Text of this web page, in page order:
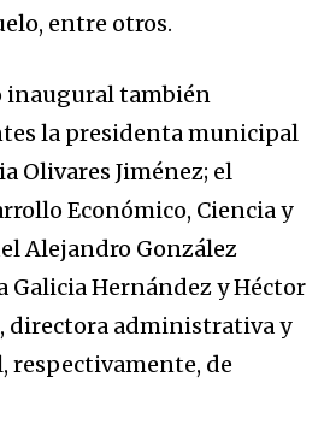
entre otros.
inaugural también
la presidenta municipal
Olivares Jiménez; el
Económico, Ciencia y
Alejandro González
Galicia Hernández y Héctor
directora administrativa y
respectivamente, de